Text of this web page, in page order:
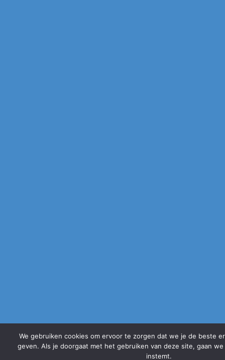
We gebruiken cookies om ervoor te zorgen dat we je de beste
geven. Als je doorgaat met het gebruiken van deze site, gaan
instemt.